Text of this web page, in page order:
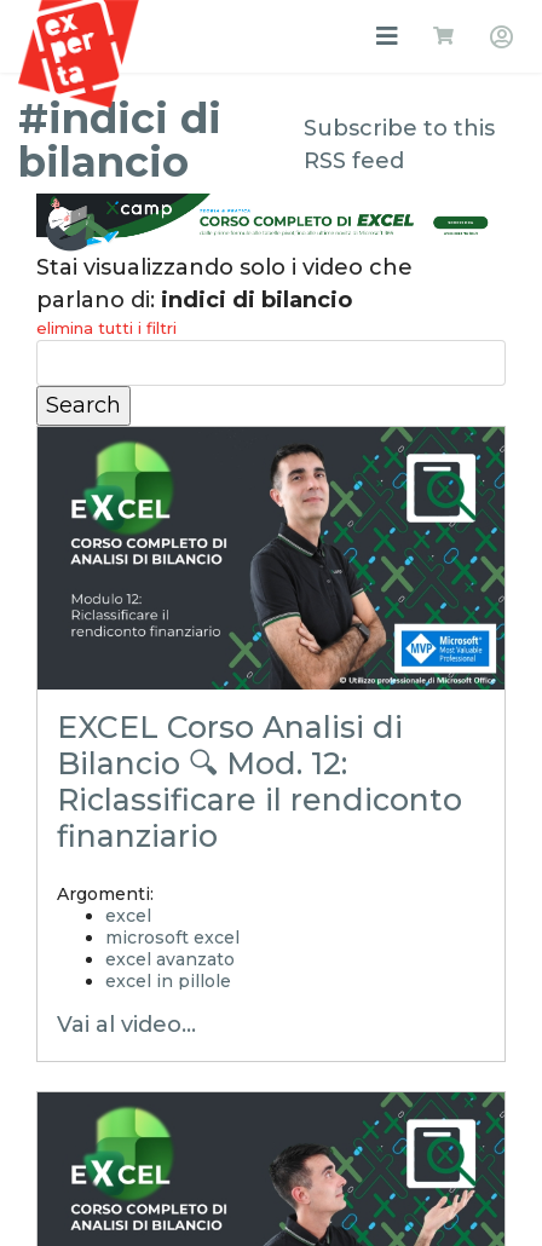
#indici di
bilancio
Subscribe to this
RSS feed
Stai visualizzando solo i video che
parlano di: indici di bilancio
elimina tutti i filtri
EXCEL Corso Analisi di
Bilancio 🔍 Mod. 12:
Riclassificare il rendiconto
finanziario
Argomenti:
excel
microsoft excel
excel avanzato
excel in pillole
EXCELtrucchiesegreti
xlsx
excel tips
EXCELoltreognilimiteTRUCCHIeSEGRETI
excel facile
excel tutorial italiano
excel magico
emmanuele vietti
corso excel
Vai al video...